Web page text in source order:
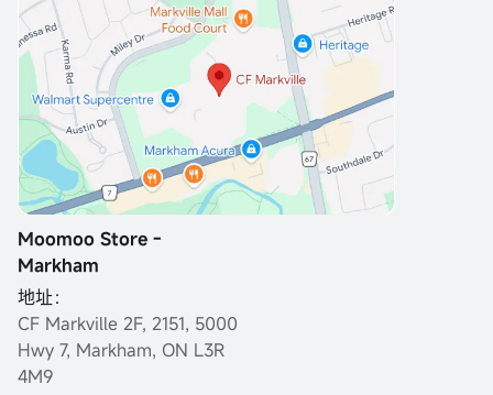
Moomoo Store -
Markham
地址：
CF Markville 2F, 2151, 5000
Hwy 7, Markham, ON L3R
4M9